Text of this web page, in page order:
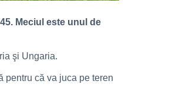
Meciul este unul de
şi Ungaria.
pentru că va juca pe teren